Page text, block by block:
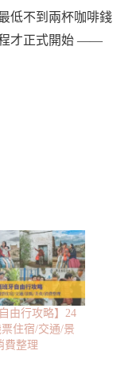
低不到兩杯咖啡錢
程才正式開始 ——
由行攻略】24
住宿/交通/景
費整理